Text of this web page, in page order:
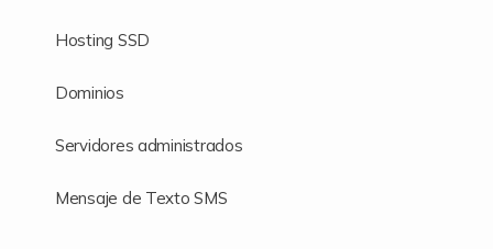
Hosting SSD
Dominios
Servidores administrados
Mensaje de Texto SMS